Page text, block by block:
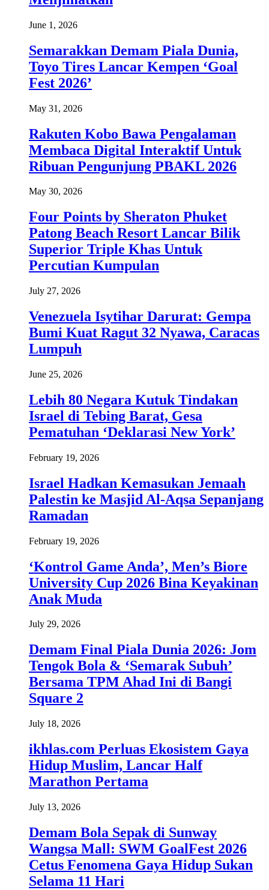
June 1, 2026
Semarakkan Demam Piala Dunia,
Toyo Tires Lancar Kempen ‘Goal
Fest 2026’
May 31, 2026
Rakuten Kobo Bawa Pengalaman
Membaca Digital Interaktif Untuk
Ribuan Pengunjung PBAKL 2026
May 30, 2026
Four Points by Sheraton Phuket
Patong Beach Resort Lancar Bilik
Superior Triple Khas Untuk
Percutian Kumpulan
July 27, 2026
Venezuela Isytihar Darurat: Gempa
Bumi Kuat Ragut 32 Nyawa, Caracas
Lumpuh
June 25, 2026
Lebih 80 Negara Kutuk Tindakan
Israel di Tebing Barat, Gesa
Pematuhan ‘Deklarasi New York’
February 19, 2026
Israel Hadkan Kemasukan Jemaah
Palestin ke Masjid Al-Aqsa Sepanjang
Ramadan
February 19, 2026
‘Kontrol Game Anda’, Men’s Biore
University Cup 2026 Bina Keyakinan
Anak Muda
July 29, 2026
Demam Final Piala Dunia 2026: Jom
Tengok Bola & ‘Semarak Subuh’
Bersama TPM Ahad Ini di Bangi
Square 2
July 18, 2026
ikhlas.com Perluas Ekosistem Gaya
Hidup Muslim, Lancar Half
Marathon Pertama
July 13, 2026
Demam Bola Sepak di Sunway
Wangsa Mall: SWM GoalFest 2026
Cetus Fenomena Gaya Hidup Sukan
Selama 11 Hari